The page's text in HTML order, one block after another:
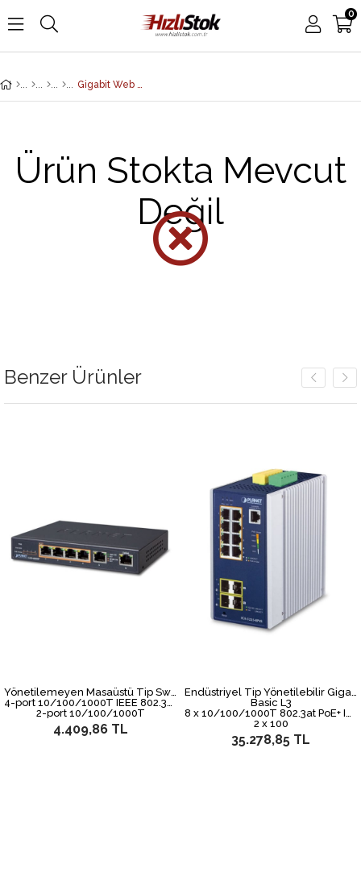
0
Gigabit Web Managed <b>Easy-Mount Switch</b><br> 8 x 10/100/1000T PoE+ (124W budget)
Benzer Ürünler
Yönetilemeyen Masaüstü Tip Switch (Unmanaged Desktop Switch)
4-port 10/100/1000T IEEE 802.3at/af PoE+ injector (Port başına 30 watt) (PoE Güç Bütçesi maks. 55 Watt)
2-port 10/100/1000T
4.409,86 TL
Endüstriyel Tip Yönetilebilir Gigabit PoE Switch (Industrial Managed Gigabit PoE Switch)
Basic L3
8 x 10/100/1000T 802.3at PoE+ Injector (Port-1 ile Port-8 arası) (Port başına 36 watt) (PoE Güç Bütçesi maks. 240 watt)
2 x 100
35.278,85 TL